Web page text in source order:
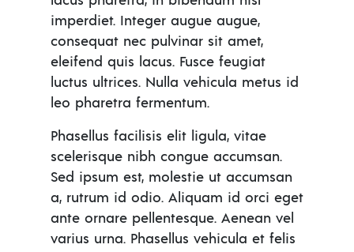
imperdiet. Integer augue augue,
consequat nec pulvinar sit amet,
eleifend quis lacus. Fusce feugiat
luctus ultrices. Nulla vehicula metus id
leo pharetra fermentum.
Phasellus facilisis elit ligula, vitae
scelerisque nibh congue accumsan.
Sed ipsum est, molestie ut accumsan
a, rutrum id odio. Aliquam id orci eget
ante ornare pellentesque. Aenean vel
varius urna. Phasellus vehicula et felis